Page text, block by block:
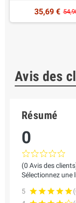
35,69 €
Avis des
Résumé
0
(0 Avis des
Sélectionnez une
5